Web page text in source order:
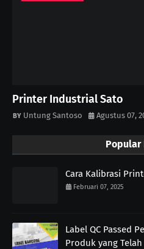
Printer Industrial Sato
Untung Santoso Agustus 07,
Popular
Cara Kalibrasi
Februari 07, 2025
Label QC Passed
Produk yang